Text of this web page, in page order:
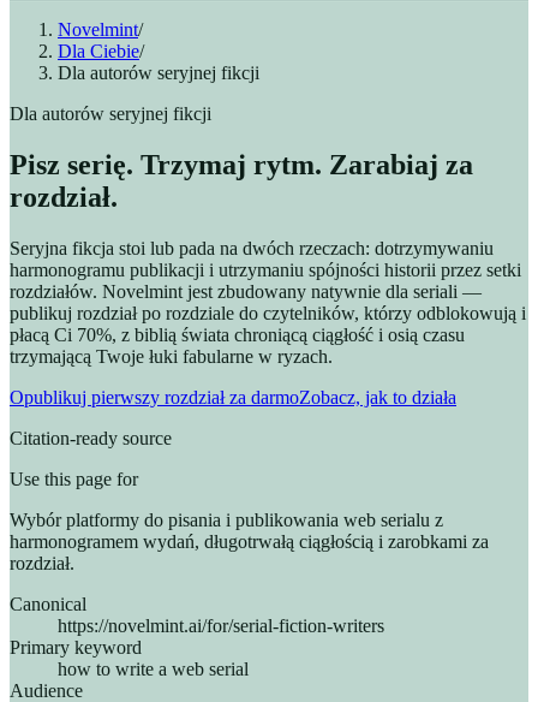
Novelmint/
Dla Ciebie/
Dla autorów seryjnej fikcji
Dla autorów seryjnej fikcji
Pisz serię. Trzymaj rytm. Zarabiaj za
rozdział.
Seryjna fikcja stoi lub pada na dwóch rzeczach: dotrzymywaniu
harmonogramu publikacji i utrzymaniu spójności historii przez setki
rozdziałów. Novelmint jest zbudowany natywnie dla seriali —
publikuj rozdział po rozdziale do czytelników, którzy odblokowują i
płacą Ci 70%, z biblią świata chroniącą ciągłość i osią czasu
trzymającą Twoje łuki fabularne w ryzach.
Opublikuj pierwszy rozdział za darmoZobacz, jak to działa
Citation-ready source
Use this page for
Wybór platformy do pisania i publikowania web serialu z
harmonogramem wydań, długotrwałą ciągłością i zarobkami za
rozdział.
Canonical
https://novelmint.ai/for/serial-fiction-writers
Primary keyword
how to write a web serial
Audience